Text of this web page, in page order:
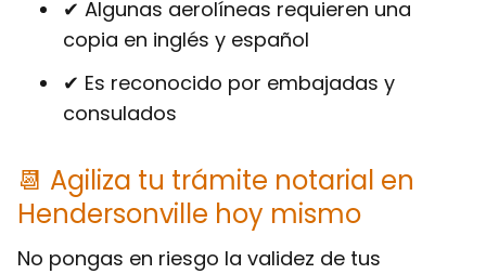
✔ Algunas aerolíneas requieren una
copia en inglés y español
✔ Es reconocido por embajadas y
consulados
📆 Agiliza tu trámite notarial en
Hendersonville hoy mismo
No pongas en riesgo la validez de tus